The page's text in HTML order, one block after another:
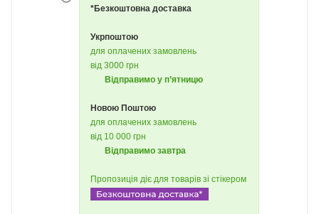
*Безкоштовна доставка
Укрпоштою
для оплачених замовлень
від 3000 грн
Відправимо у п’ятницю
Новою Поштою
для оплачених замовлень
від 10 000 грн
Відправимо завтра
Пропозиція діє для товарів зі стікером